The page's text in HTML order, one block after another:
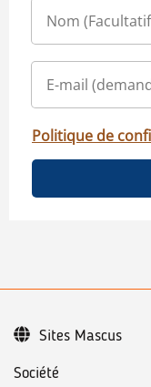
Politique de
Société
Sites Mascus